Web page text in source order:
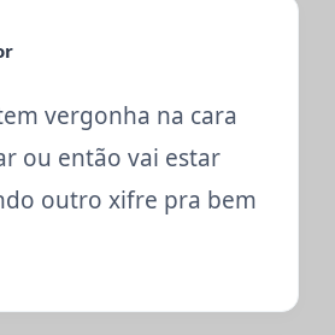
vergonha na cara
ou então vai estar
outro xifre pra bem